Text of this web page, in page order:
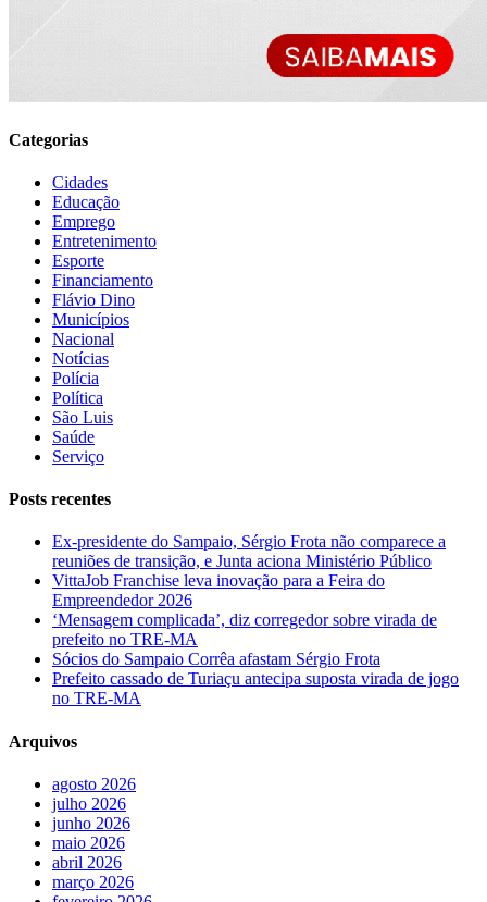
Categorias
Cidades
Educação
Emprego
Entretenimento
Esporte
Financiamento
Flávio Dino
Municípios
Nacional
Notícias
Polícia
Política
São Luis
Saúde
Serviço
Posts recentes
Ex-presidente do Sampaio, Sérgio Frota não comparece a
reuniões de transição, e Junta aciona Ministério Público
VittaJob Franchise leva inovação para a Feira do
Empreendedor 2026
‘Mensagem complicada’, diz corregedor sobre virada de
prefeito no TRE-MA
Sócios do Sampaio Corrêa afastam Sérgio Frota
Prefeito cassado de Turiaçu antecipa suposta virada de jogo
no TRE-MA
Arquivos
agosto 2026
julho 2026
junho 2026
maio 2026
abril 2026
março 2026